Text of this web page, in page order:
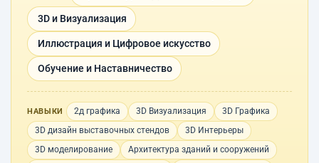
3D и Визуализация
Иллюстрация и Цифровое искусство
Обучение и Наставничество
НАВЫКИ 2д графика 3D Визуализация
3D Графика
3D дизайн выставочных стендов
3D Интерьеры
3D моделирование
Архитектура зданий и сооружений